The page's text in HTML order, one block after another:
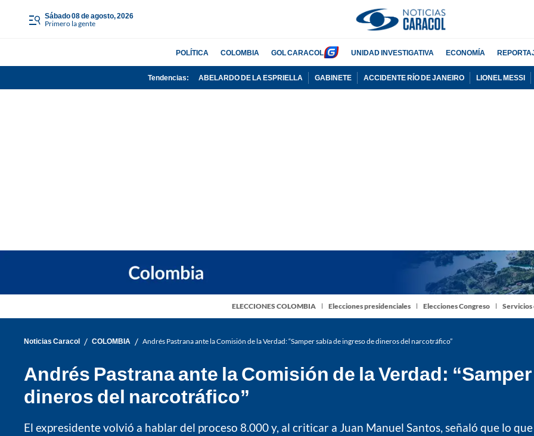
sábado 08 de agosto, 2026
Primero la gente
POLÍTICA COLOMBIA GOL CARACOL UNIDAD INVESTIGATIVA ECONOMÍA
Tendencias: ABELARDO DE LA ESPRIELLA GABINETE ACCIDENTE RÍO DE JANEIRO LIONEL MESSI
ELECCIONES COLOMBIA Elecciones presidenciales Elecciones Congreso
Noticias Caracol / COLOMBIA / Andrés Pastrana ante la Comisión de la Verdad: “Samper sabía de ingreso de dineros del narcotráfico”
Andrés Pastrana ante la Comisión de la Verdad:
dineros del narcotráfico”
El expresidente volvió a hablar del proceso 8.000 y, al criticar a Juan Manuel Santos, señaló que lo